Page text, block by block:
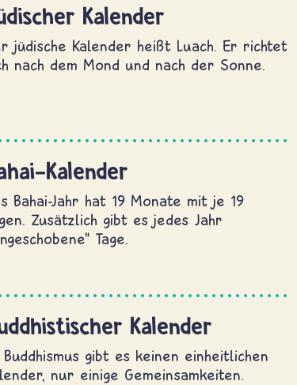
Kalender
jüdische Kalender heißt Luach. Er richtet
nach dem Mond und nach der Sonne.
Kalender
Bahai-Jahr hat 19 Monate mit je 19
Zusätzlich gibt es jedes Jahr
Tage.
Kalender
Buddhismus gibt es keinen einheitlichen
nur einige Gemeinsamkeiten.